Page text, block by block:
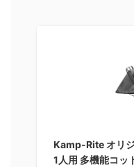
Kamp-Rite オリ
1人用 多機能コッ